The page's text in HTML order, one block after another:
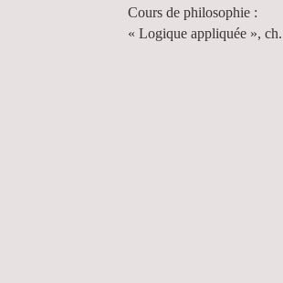
Cours de philosophie :
« Logique appliquée »,